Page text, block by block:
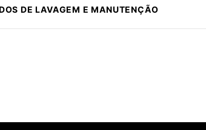
DE LAVAGEM E MANUTENÇÃO